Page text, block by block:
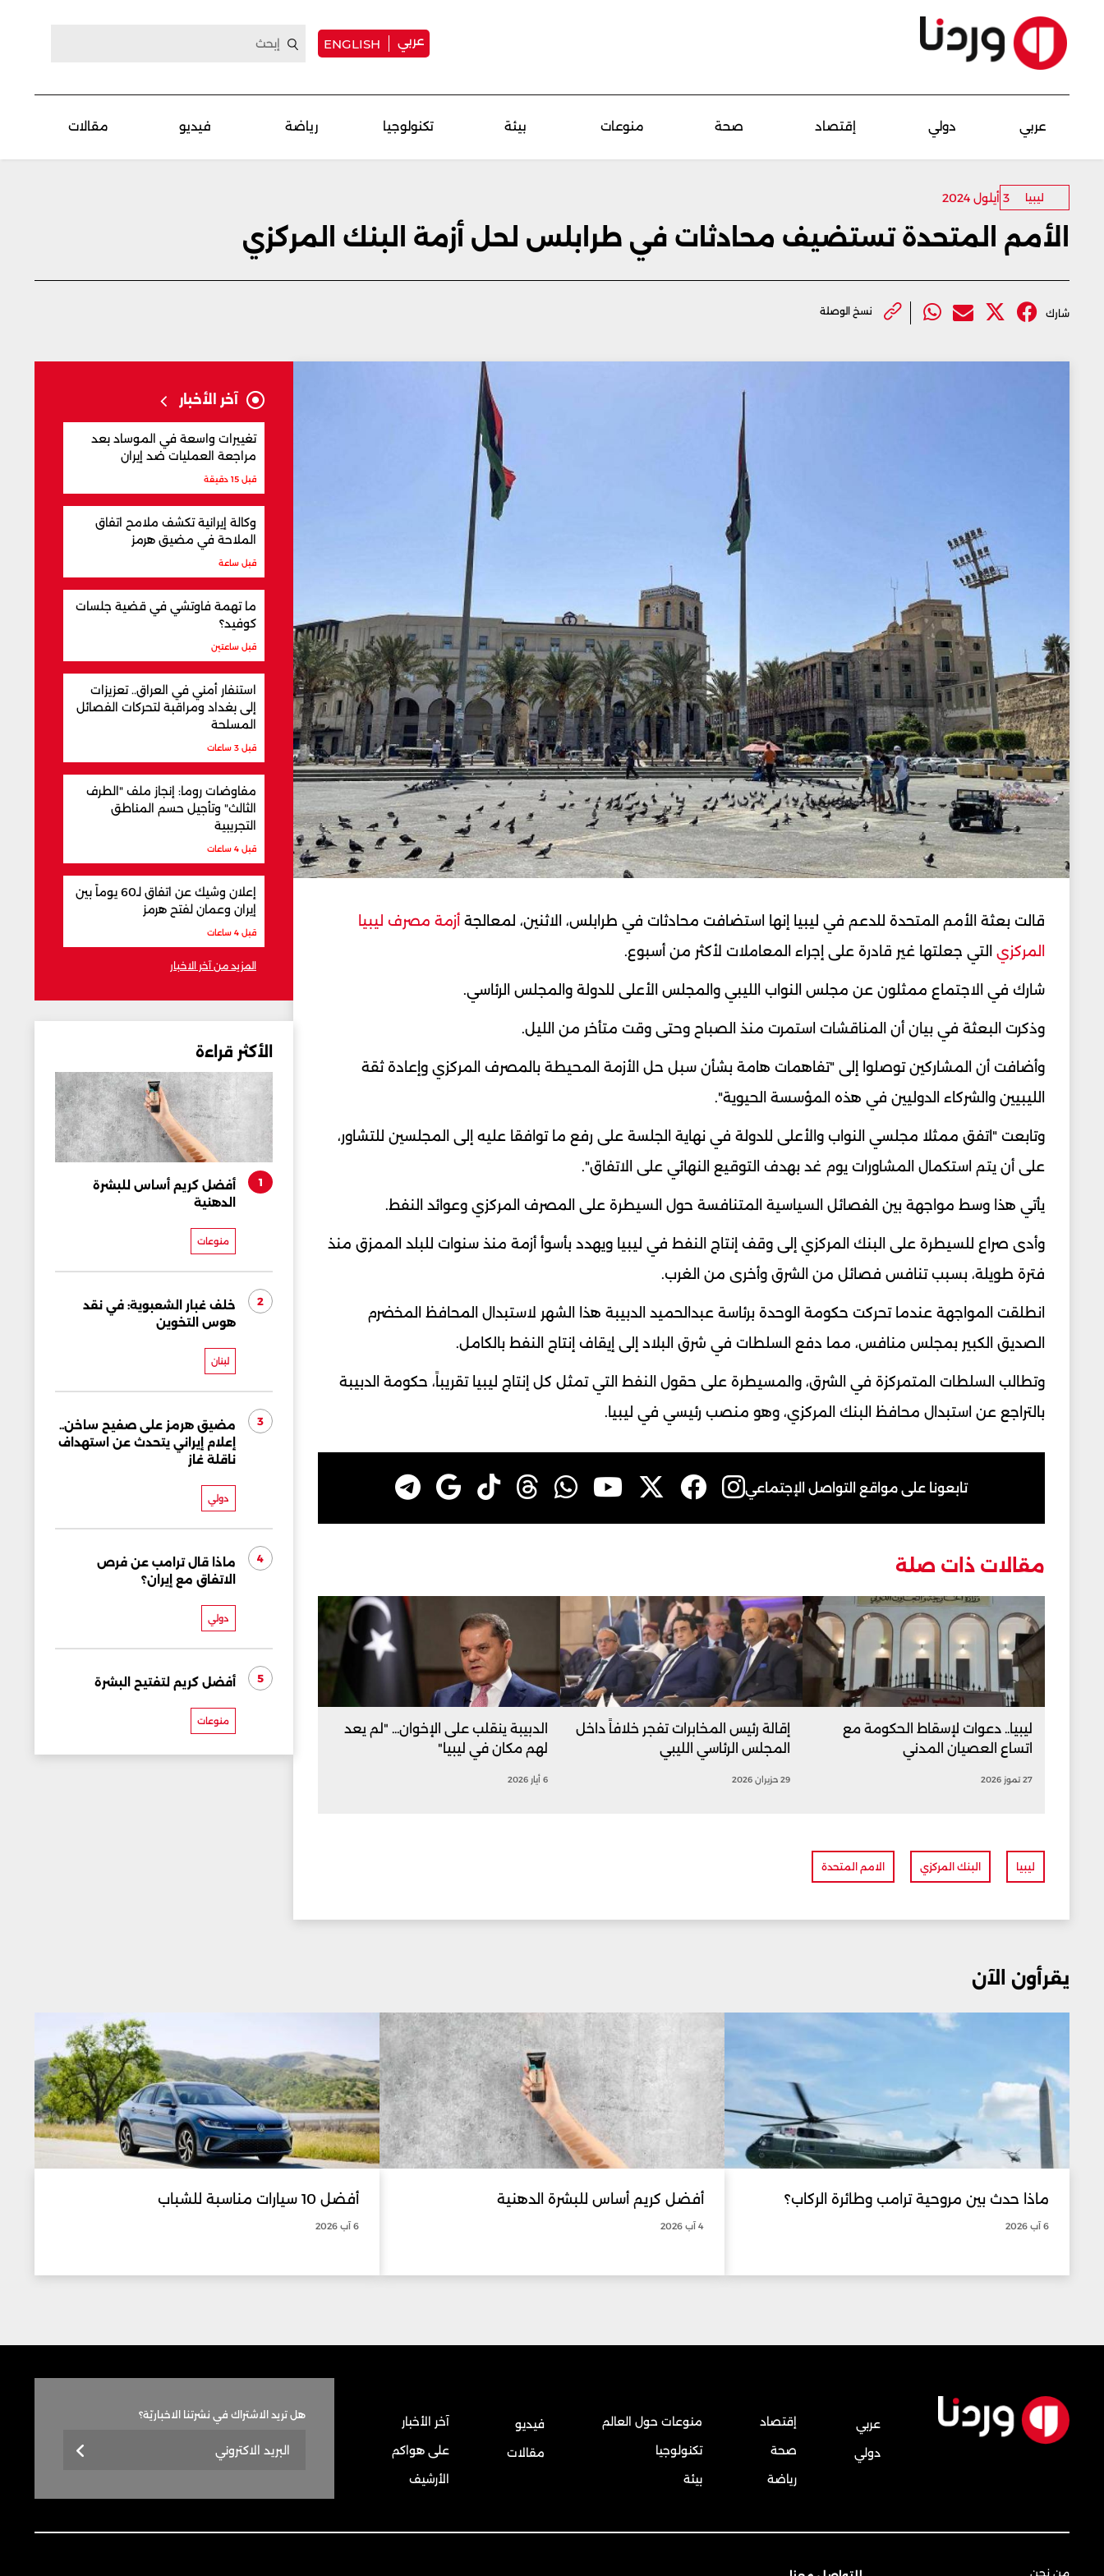
عربي ENGLISH
عربي دولي إقتصاد صحة منوعات بيئة تكنولوجيا رياضة فيديو مقالات
ليبيا 3 أيلول 2024
الأمم المتحدة تستضيف محادثات في طرابلس لحل أزمة البنك المركزي
شارك نسخ الوصلة
قالت بعثة الأمم المتحدة للدعم في ليبيا إنها استضافت محادثات في طرابلس، الاثنين، لمعالجة أزمة مصرف ليبيا
المركزي التي جعلتها غير قادرة على إجراء المعاملات لأكثر من أسبوع.
شارك في الاجتماع ممثلون عن مجلس النواب الليبي والمجلس الأعلى للدولة والمجلس الرئاسي.
وذكرت البعثة في بيان أن المناقشات استمرت منذ الصباح وحتى وقت متأخر من الليل.
وأضافت أن المشاركين توصلوا إلى "تفاهمات هامة بشأن سبل حل الأزمة المحيطة بالمصرف المركزي وإعادة ثقة
الليبيين والشركاء الدوليين في هذه المؤسسة الحيوية".
وتابعت "اتفق ممثلا مجلسي النواب والأعلى للدولة في نهاية الجلسة على رفع ما توافقا عليه إلى المجلسين للتشاور،
على أن يتم استكمال المشاورات يوم غد بهدف التوقيع النهائي على الاتفاق".
يأتي هذا وسط مواجهة بين الفصائل السياسية المتنافسة حول السيطرة على المصرف المركزي وعوائد النفط.
وأدى صراع للسيطرة على البنك المركزي إلى وقف إنتاج النفط في ليبيا ويهدد بأسوأ أزمة منذ سنوات للبلد الممزق منذ
فترة طويلة، بسبب تنافس فصائل من الشرق وأخرى من الغرب.
انطلقت المواجهة عندما تحركت حكومة الوحدة برئاسة عبدالحميد الدبيبة هذا الشهر لاستبدال المحافظ المخضرم
الصديق الكبير بمجلس منافس، مما دفع السلطات في شرق البلاد إلى إيقاف إنتاج النفط بالكامل.
وتطالب السلطات المتمركزة في الشرق، والمسيطرة على حقول النفط التي تمثل كل إنتاج ليبيا تقريباً، حكومة الدبيبة
بالتراجع عن استبدال محافظ البنك المركزي، وهو منصب رئيسي في ليبيا.
تابعونا على مواقع التواصل الإجتماعي
مقالات ذات صلة
ليبيا.. دعوات لإسقاط الحكومة مع
اتساع العصيان المدني
27 تموز 2026
إقالة رئيس المخابرات تفجر خلافاً داخل
المجلس الرئاسي الليبي
29 حزيران 2026
الدبيبة ينقلب على الإخوان... "لم يعد
لهم مكان في ليبيا"
6 أيار 2026
ليبيا البنك المركزي الامم المتحدة
آخر الأخبار
تغييرات واسعة في الموساد بعد
مراجعة العمليات ضد إيران
قبل 15 دقيقة
وكالة إيرانية تكشف ملامح اتفاق
الملاحة في مضيق هرمز
قبل ساعة
ما تهمة فاوتشي في قضية جلسات
كوفيد؟
قبل ساعتين
استنفار أمني في العراق.. تعزيزات
إلى بغداد ومراقبة لتحركات الفصائل
المسلحة
قبل 3 ساعات
مفاوضات روما: إنجاز ملف "الطرف
الثالث" وتأجيل حسم المناطق
التجريبية
قبل 4 ساعات
إعلان وشيك عن اتفاق لـ60 يوماً بين
إيران وعمان لفتح هرمز
قبل 4 ساعات
المزيد من آخر الاخبار
الأكثر قراءة
1
أفضل كريم أساس للبشرة
الدهنية
منوعات
2
خلف غبار الشعبوية: في نقد
هوس التخوين
لبنان
3
مضيق هرمز على صفيح ساخن..
إعلام إيراني يتحدث عن استهداف
ناقلة غاز
دولي
4
ماذا قال ترامب عن فرص
الاتفاق مع إيران؟
دولي
5 أفضل كريم لتفتيح البشرة
منوعات
يقرأون الآن
ماذا حدث بين مروحية ترامب وطائرة الركاب؟
6 آب 2026
أفضل كريم أساس للبشرة الدهنية
4 آب 2026
أفضل 10 سيارات مناسبة للشباب
6 آب 2026
عربي
دولي
إقتصاد
صحة
رياضة
منوعات حول العالم
تكنولوجيا
بيئة
فيديو
مقالات
آخر الأخبار
على هواكم
الأرشيف
هل تريد الاشتراك في نشرتنا الاخباريّة؟
من نحن